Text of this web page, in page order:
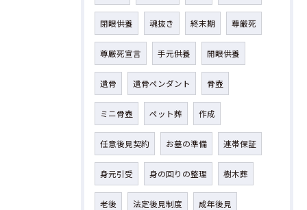
閉眼供養 魂抜き 終末期 尊厳死
尊厳死宣言 手元供養 開眼供養
遺骨 遺骨ペンダント 骨壺
ミニ骨壺 ペット葬 作成
任意後見契約 お墓の準備 連帯保証
身元引受 身の回りの整理 樹木葬
老後 法定後見制度 成年後見